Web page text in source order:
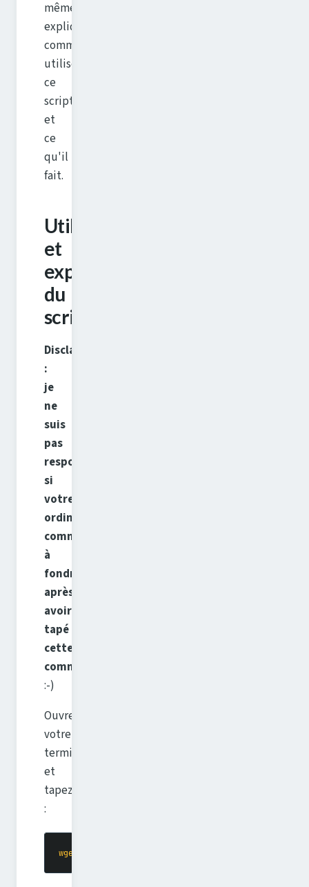
même
expliquer
comment
utiliser
ce
script
et
ce
qu'il
fait.
Utilisation
et
explication
du
script
Disclaimer
:
je
ne
suis
pas
responsable
si
votre
ordinateur
commence
à
fondre
après
avoir
tapé
cette
commande
:-)
Ouvrez
votre
terminal
et
tapez
:
wget